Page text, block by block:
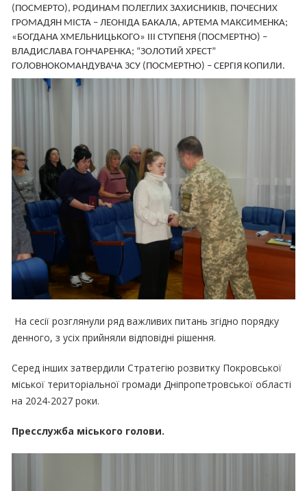
(ПОСМЕРТО), РОДИНАМ ПОЛЕГЛИХ ЗАХИСНИКІВ, ПОЧЕСНИХ
ГРОМАДЯН МІСТА – ЛЕОНІДА БАКАЛА, АРТЕМА МАКСИМЕНКА;
«БОГДАНА ХМЕЛЬНИЦЬКОГО» III СТУПЕНЯ (ПОСМЕРТНО) –
ВЛАДИСЛАВА ГОНЧАРЕНКА; “ЗОЛОТИЙ ХРЕСТ”
ГОЛОВНОКОМАНДУВАЧА ЗСУ (ПОСМЕРТНО) – СЕРГІЯ КОПИЛИ.
На сесії розглянули ряд важливих питань згідно порядку
денного, з усіх прийняли відповідні рішення.
Серед інших затвердили Стратегію розвитку Покровської
міської територіальної громади Дніпропетровської області
на 2024-2027 роки.
Пресслужба міського голови.